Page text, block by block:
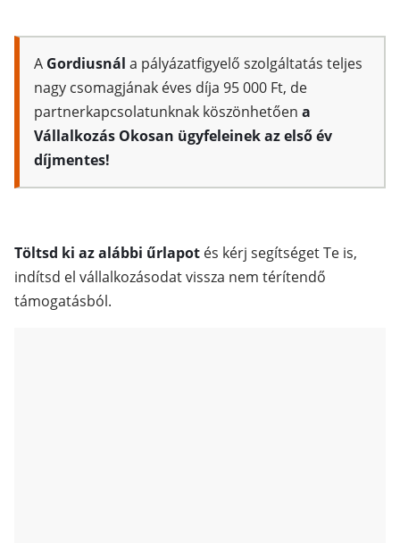
A Gordiusnál a pályázatfigyelő szolgáltatás teljes
nagy csomagjának éves díja 95 000 Ft, de
partnerkapcsolatunknak köszönhetően a
Vállalkozás Okosan ügyfeleinek az első év
díjmentes!
Töltsd ki az alábbi űrlapot és kérj segítséget Te is,
indítsd el vállalkozásodat vissza nem térítendő
támogatásból.